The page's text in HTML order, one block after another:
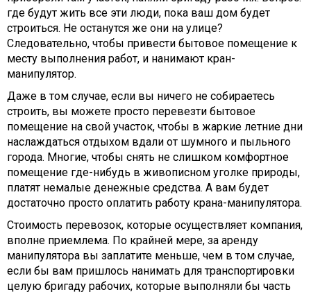
где будут жить все эти люди, пока ваш дом будет
строиться. Не останутся же они на улице?
Следовательно, чтобы привести бытовое помещение к
месту выполнения работ, и нанимают кран-
манипулятор.
Даже в том случае, если вы ничего не собираетесь
строить, вы можете просто перевезти бытовое
помещение на свой участок, чтобы в жаркие летние дни
наслаждаться отдыхом вдали от шумного и пыльного
города. Многие, чтобы снять не слишком комфортное
помещение где-нибудь в живописном уголке природы,
платят немалые денежные средства. А вам будет
достаточно просто оплатить работу крана-манипулятора.
Стоимость перевозок, которые осуществляет компания,
вполне приемлема. По крайней мере, за аренду
манипулятора вы заплатите меньше, чем в том случае,
если бы вам пришлось нанимать для транспортировки
целую бригаду рабочих, которые выполняли бы часть